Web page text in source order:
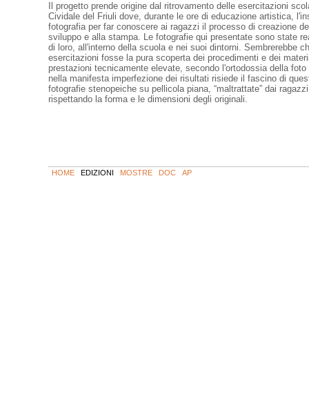
Il progetto prende origine dal ritrovamento delle esercitazioni
Cividale del Friuli dove, durante le ore di educazione artistica,
fotografia per far conoscere ai ragazzi il processo di creazione
sviluppo e alla stampa. Le fotografie qui presentate sono state
di loro, all'interno della scuola e nei suoi dintorni. Sembrerebbe
esercitazioni fosse la pura scoperta dei procedimenti e dei
prestazioni tecnicamente elevate, secondo l'ortodossia della foto
nella manifesta imperfezione dei risultati risiede il fascino di
fotografie stenopeiche su pellicola piana, “maltrattate” dai
rispettando la forma e le dimensioni degli originali.
HOME EDIZIONI MOSTRE DOC AP